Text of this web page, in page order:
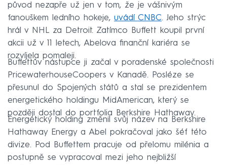
původ nezapře už jen v tom, že je vášnivým
fanouškem ledního hokeje, uvádí CNBC. Jeho strýc
hrál v NHL za Detroit. Zatímco Buffett koupil první
akcii už v 11 letech, Abelova finanční kariéra se
rozvíjela pomaleji.
Buffettův nástupce ji začal v poradenské společnosti
PricewaterhouseCoopers v Kanadě. Posléze se
přesunul do Spojených států a stal se prezidentem
energetického holdingu MidAmerican, který se
později dostal do portfolia Berkshire Hathaway.
Energetický holding změnil svůj název na Berkshire
Hathaway Energy a Abel pokračoval jako šéf této
divize. Pod Buffettem pracuje od přelomu milénia a
postupně se vypracoval mezi jeho nejbližší